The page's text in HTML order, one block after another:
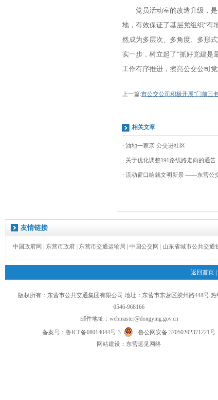
党员活动室的改造升级，是
地，有效保证了基层党组织“有
然成为多层次、多角度、多形
实一步，树立起了“抓好党建是
工作有序推进，擦亮公交公司
上一篇:市公交公司积极开展“门前三
相关文章
· 油地一家亲 公交进社区
· 关于优化调整191路线路走向的通告
· 流动窗口绘就文明新景 ——东营公
友情链接
中国政府网 东营市政府 东营市交通运输局 中国公交网 山东省城市公共交通
返回首页
版权所有：东营市公共交通集团有限公司 地址：东营市东营区胶州路448号
0546-968166
邮件地址： webmaster@dongying.gov.cn
备案号： 鲁ICP备08014044号-3
鲁公网安备 37050202371221号
网站建设： 东营远见网络